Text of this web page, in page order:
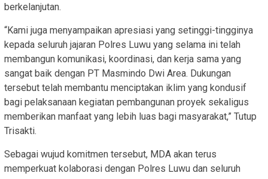
berkelanjutan.
“Kami juga menyampaikan apresiasi yang setinggi-tingginya
kepada seluruh jajaran Polres Luwu yang selama ini telah
membangun komunikasi, koordinasi, dan kerja sama yang
sangat baik dengan PT Masmindo Dwi Area. Dukungan
tersebut telah membantu menciptakan iklim yang kondusif
bagi pelaksanaan kegiatan pembangunan proyek sekaligus
memberikan manfaat yang lebih luas bagi masyarakat,” Tutup
Trisakti.
Sebagai wujud komitmen tersebut, MDA akan terus
memperkuat kolaborasi dengan Polres Luwu dan seluruh